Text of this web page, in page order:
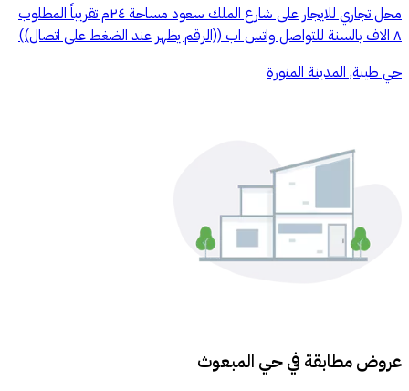
محل تجاري للايجار على شارع الملك سعود مساحة ٢٤م تقريباً المطلوب
٨ الاف بالسنة للتواصل واتس اب ((الرقم يظهر عند الضغط على اتصال))
حي طيبة, المدينة المنورة
عروض مطابقة فيحي المبعوث